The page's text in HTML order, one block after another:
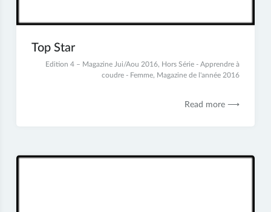
Top Star
Edition 4 – Magazine Jui/Aou 2016 Hors Série - Apprendre à
coudre - Femme Magazine de l'année 2016
Read more ⟶